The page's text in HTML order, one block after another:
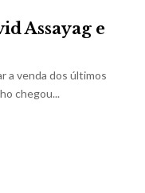
Assayag e
a venda dos últimos
chegou...